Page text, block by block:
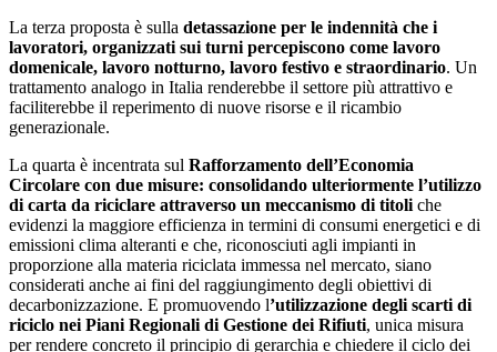
La terza proposta è sulla detassazione per le indennità che i
lavoratori, organizzati sui turni percepiscono come lavoro
domenicale, lavoro notturno, lavoro festivo e straordinario. Un
trattamento analogo in Italia renderebbe il settore più attrattivo e
faciliterebbe il reperimento di nuove risorse e il ricambio
generazionale.
La quarta è incentrata sul Rafforzamento dell’Economia
Circolare con due misure: consolidando ulteriormente l’utilizzo
di carta da riciclare attraverso un meccanismo di titoli che
evidenzi la maggiore efficienza in termini di consumi energetici e di
emissioni clima alteranti e che, riconosciuti agli impianti in
proporzione alla materia riciclata immessa nel mercato, siano
considerati anche ai fini del raggiungimento degli obiettivi di
decarbonizzazione. E promuovendo l’utilizzazione degli scarti di
riciclo nei Piani Regionali di Gestione dei Rifiuti, unica misura
per rendere concreto il principio di gerarchia e chiedere il ciclo dei